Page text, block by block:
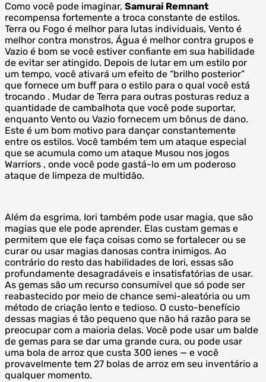
Como você pode imaginar, Samurai Remnant
recompensa fortemente a troca constante de estilos.
Terra ou Fogo é melhor para lutas individuais, Vento é
melhor contra monstros, Água é melhor contra grupos e
Vazio é bom se você estiver confiante em sua habilidade
de evitar ser atingido. Depois de lutar em um estilo por
um tempo, você ativará um efeito de “brilho posterior”
que fornece um buff para o estilo para o qual você está
trocando . Mudar de Terra para outras posturas reduz a
quantidade de cambalhota que você pode suportar,
enquanto Vento ou Vazio fornecem um bônus de dano.
Este é um bom motivo para dançar constantemente
entre os estilos. Você também tem um ataque especial
que se acumula como um ataque Musou nos jogos
Warriors , onde você pode gastá-lo em um poderoso
ataque de limpeza de multidão.
Além da esgrima, Iori também pode usar magia, que são
magias que ele pode aprender. Elas custam gemas e
permitem que ele faça coisas como se fortalecer ou se
curar ou usar magias danosas contra inimigos. Ao
contrário do resto das habilidades de Iori, essas são
profundamente desagradáveis ​​e insatisfatórias de usar.
As gemas são um recurso consumível que só pode ser
reabastecido por meio de chance semi-aleatória ou um
método de criação lento e tedioso. O custo-benefício
dessas magias é tão pequeno que não há razão para se
preocupar com a maioria delas. Você pode usar um balde
de gemas para se dar uma grande cura, ou pode usar
uma bola de arroz que custa 300 ienes — e você
provavelmente tem 27 bolas de arroz em seu inventário a
qualquer momento.